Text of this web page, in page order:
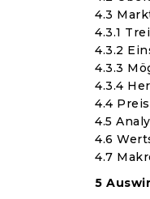
4.3
4.3.1
4.3.2
4.3.3
4.3.4
4.4
4.5
4.6
4.7
5